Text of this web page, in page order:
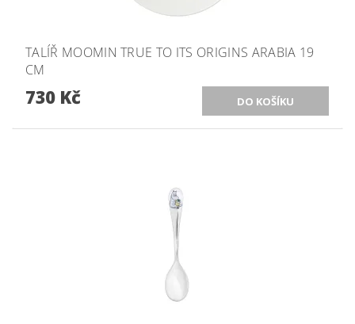
TALÍŘ MOOMIN TRUE TO ITS ORIGINS ARABIA 19
CM
730 Kč